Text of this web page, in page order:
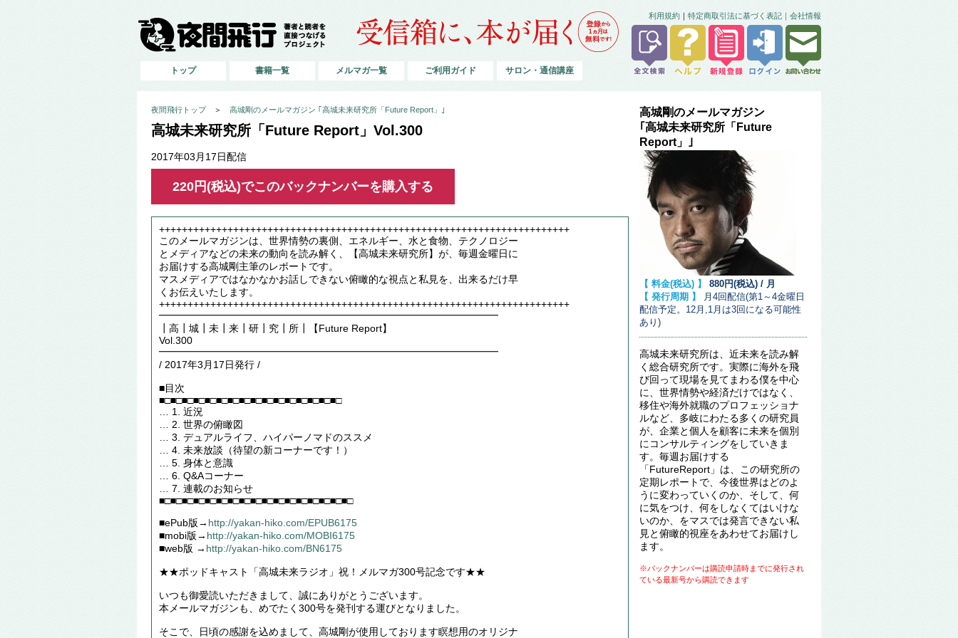
利用規約 ｜ 特定商取引法に基づく表記｜ 会社情報
トップ 書籍一覧 メルマガ一覧 ご利用ガイド サロン・通信講座
夜間飛行トップ＞ 高城剛のメールマガジン ｢高城未来研究所「Future Report」｣
高城未来研究所「Future Report」Vol.300
2017年03月17日配信
220円(税込)でこのバックナンバーを購入する
++++++++++++++++++++++++++++++++++++++++++++++++++++++++++++++++++++++++
このメールマガジンは、世界情勢の裏側、エネルギー、水と食物、テクノロジー
とメディアなどの未来の動向を読み解く、【高城未来研究所】が、毎週金曜日に
お届けする高城剛主筆のレポートです。
マスメディアではなかなかお話しできない俯瞰的な視点と私見を、出来るだけ早
くお伝えいたします。
++++++++++++++++++++++++++++++++++++++++++++++++++++++++++++++++++++++++
━━━━━━━━━━━━━━━━━━━━━━━━━━━━━━━━━━
┃高┃城┃未┃来┃研┃究┃所┃【Future Report】
Vol.300
━━━━━━━━━━━━━━━━━━━━━━━━━━━━━━━━━━
/ 2017年3月17日発行 /
■目次
■□■□■□■□■□■□■□■□■□■□■□■□■□■□■□■□
… 1. 近況
… 2. 世界の俯瞰図
… 3. デュアルライフ、ハイパーノマドのススメ
… 4. 未来放談（待望の新コーナーです！）
… 5. 身体と意識
… 6. Q&Aコーナー
… 7. 連載のお知らせ
■□■□■□■□■□■□■□■□■□■□■□■□■□■□■□■□■□
■ePub版→ http://yakan-hiko.com/EPUB6175
■mobi版→ http://yakan-hiko.com/MOBI6175
■web版 → http://yakan-hiko.com/BN6175
★★ポッドキャスト「高城未来ラジオ」祝！メルマガ300号記念です★★
いつも御愛読いただきまして、誠にありがとうございます。
本メールマガジンも、めでたく300号を発刊する運びとなりました。
そこで、日頃の感謝を込めまして、高城剛が使用しております瞑想用のオリジナ
高城剛のメールマガジン
｢高城未来研究所「Future
Report」｣
【 料金(税込) 】
880円(税込) / 月
【 発行周期 】
月4回配信(第1～4金曜日
配信予定。12月,1月は3回になる可能性
あり)
高城未来研究所は、近未来を読み解
く総合研究所です。実際に海外を飛
び回って現場を見てまわる僕を中心
に、世界情勢や経済だけではなく、
移住や海外就職のプロフェッショナ
ルなど、多岐にわたる多くの研究員
が、企業と個人を顧客に未来を個別
にコンサルティングをしていきま
す。毎週お届けする
「FutureReport」は、この研究所の
定期レポートで、今後世界はどのよ
うに変わっていくのか、そして、何
に気をつけ、何をしなくてはいけな
いのか、をマスでは発言できない私
見と俯瞰的視座をあわせてお届けし
ます。
※バックナンバーは購読申請時までに発行され
ている最新号から購読できます